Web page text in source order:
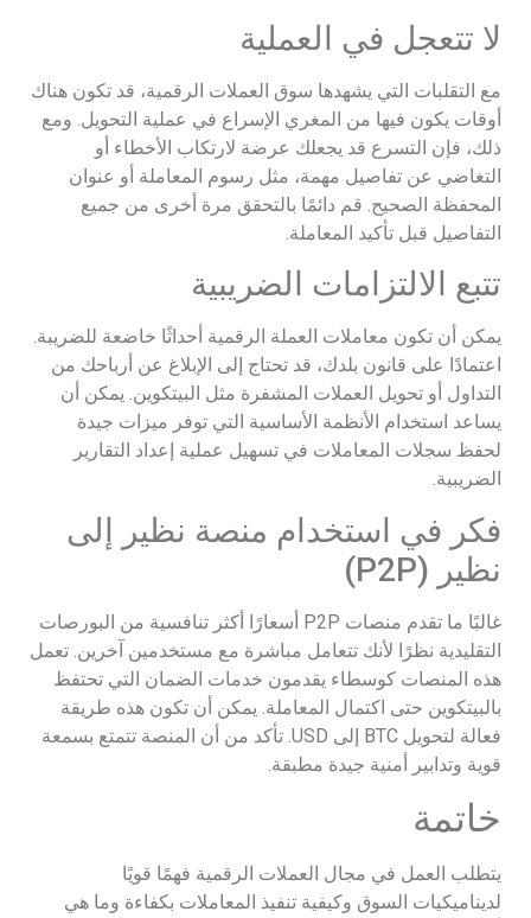
لا تتعجل في العملية
مع التقلبات التي يشهدها سوق العملات الرقمية، قد تكون هناك
أوقات يكون فيها من المغري الإسراع في عملية التحويل. ومع
ذلك، فإن التسرع قد يجعلك عرضة لارتكاب الأخطاء أو
التغاضي عن تفاصيل مهمة، مثل رسوم المعاملة أو عنوان
المحفظة الصحيح. قم دائمًا بالتحقق مرة أخرى من جميع
التفاصيل قبل تأكيد المعاملة.
تتبع الالتزامات الضريبية
يمكن أن تكون معاملات العملة الرقمية أحداثًا خاضعة للضريبة.
اعتمادًا على قانون بلدك، قد تحتاج إلى الإبلاغ عن أرباحك من
التداول أو تحويل العملات المشفرة مثل البيتكوين. يمكن أن
يساعد استخدام الأنظمة الأساسية التي توفر ميزات جيدة
لحفظ سجلات المعاملات في تسهيل عملية إعداد التقارير
الضريبية.
فكر في استخدام منصة نظير إلى
نظير (P2P)
غالبًا ما تقدم منصات P2P أسعارًا أكثر تنافسية من البورصات
التقليدية نظرًا لأنك تتعامل مباشرة مع مستخدمين آخرين. تعمل
هذه المنصات كوسطاء يقدمون خدمات الضمان التي تحتفظ
بالبيتكوين حتى اكتمال المعاملة. يمكن أن تكون هذه طريقة
فعالة لتحويل BTC إلى USD. تأكد من أن المنصة تتمتع بسمعة
قوية وتدابير أمنية جيدة مطبقة.
خاتمة
يتطلب العمل في مجال العملات الرقمية فهمًا قويًا
لديناميكيات السوق وكيفية تنفيذ المعاملات بكفاءة وما هي